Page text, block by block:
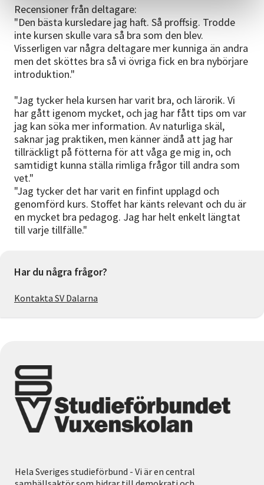
Recensioner från deltagare:
"Den bästa kursledare jag haft. Så proffsig. Trodde
inte kursen skulle vara så bra som den blev.
Visserligen var några deltagare mer kunniga än andra
men det sköttes bra så vi övriga fick en bra nybörjare
introduktion."
"Jag tycker hela kursen har varit bra, och lärorik. Vi
har gått igenom mycket, och jag har fått tips om var
jag kan söka mer information. Av naturliga skäl,
saknar jag praktiken, men känner ändå att jag har
tillräckligt på fötterna för att våga ge mig in, och
samtidigt kunna ställa rimliga frågor till andra som
vet."
"Jag tycker det har varit en finfint upplagd och
genomförd kurs. Stoffet har känts relevant och du är
en mycket bra pedagog. Jag har helt enkelt längtat
till varje tillfälle."
Har du några frågor?
Kontakta SV Dalarna
Hela Sveriges studieförbund - Vi är en central